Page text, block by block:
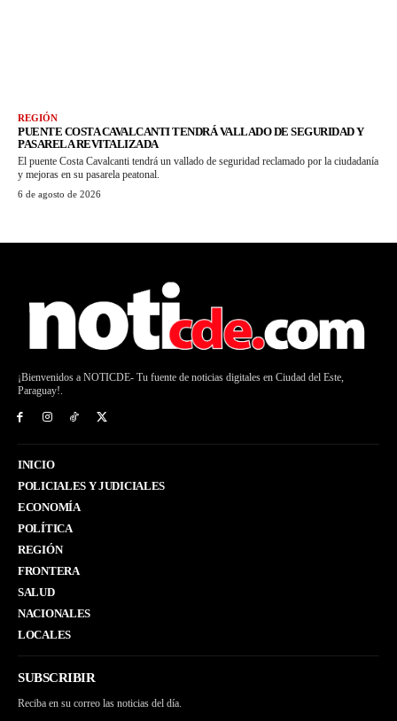
REGIÓN
PUENTE COSTA CAVALCANTI TENDRÁ VALLADO DE SEGURIDAD Y
PASARELA REVITALIZADA
El puente Costa Cavalcanti tendrá un vallado de seguridad reclamado por la ciudadanía
y mejoras en su pasarela peatonal.
6 de agosto de 2026
¡Bienvenidos a NOTICDE- Tu fuente de noticias digitales en Ciudad del Este,
Paraguay!.
INICIO
POLICIALES Y JUDICIALES
ECONOMÍA
POLÍTICA
REGIÓN
FRONTERA
SALUD
NACIONALES
LOCALES
SUBSCRIBIR
Reciba en su correo las noticias del día.